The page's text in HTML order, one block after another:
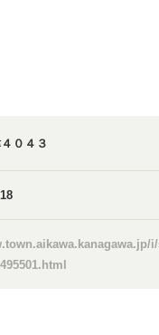
０４３